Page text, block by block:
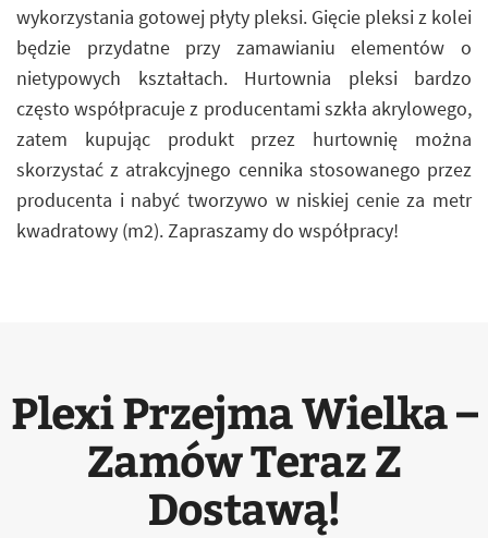
wykorzystania gotowej płyty pleksi. Gięcie pleksi z kolei
będzie przydatne przy zamawianiu elementów o
nietypowych kształtach. Hurtownia pleksi bardzo
często współpracuje z producentami szkła akrylowego,
zatem kupując produkt przez hurtownię można
skorzystać z atrakcyjnego cennika stosowanego przez
producenta i nabyć tworzywo w niskiej cenie za metr
kwadratowy (m2). Zapraszamy do współpracy!
Plexi Przejma Wielka –
Zamów Teraz Z
Dostawą!